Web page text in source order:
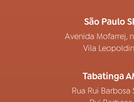
São Paulo
Avenida Mofarrej,
Vila
Tabatinga
Rua Rui Barbosa